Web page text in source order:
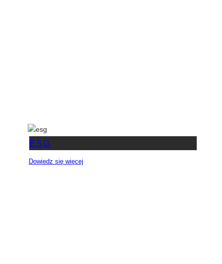
ESG
Dowiedz się więcej